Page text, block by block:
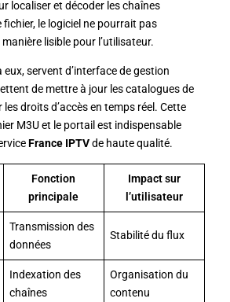
localiser et décoder les chaînes
fichier, le logiciel ne pourrait pas
lisible pour l’utilisateur.
servent d’interface de gestion
de mettre à jour les catalogues de
droits d’accès en temps réel. Cette
M3U et le portail est indispensable
France IPTVde haute qualité.
Fonction
principale
Impact sur
l’utilisateur
Transmission des
données
Stabilité du flux
Indexation des
chaînes
Organisation du
contenu